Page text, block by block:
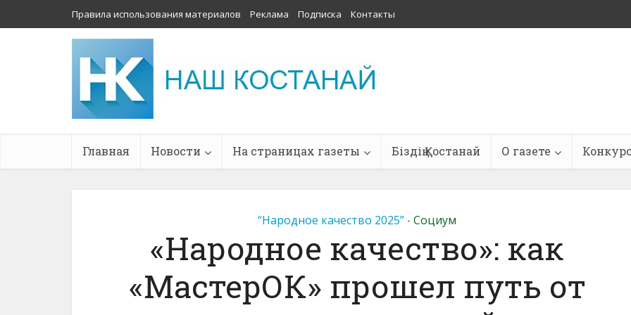
Правила использования материалов Реклама Подписка Контакты
Главная Новости На страницах газеты Біздің Қостанай О газете
“Народное качество 2025” • Социум
«Народное качество»: как
«МастерОК» прошел путь от